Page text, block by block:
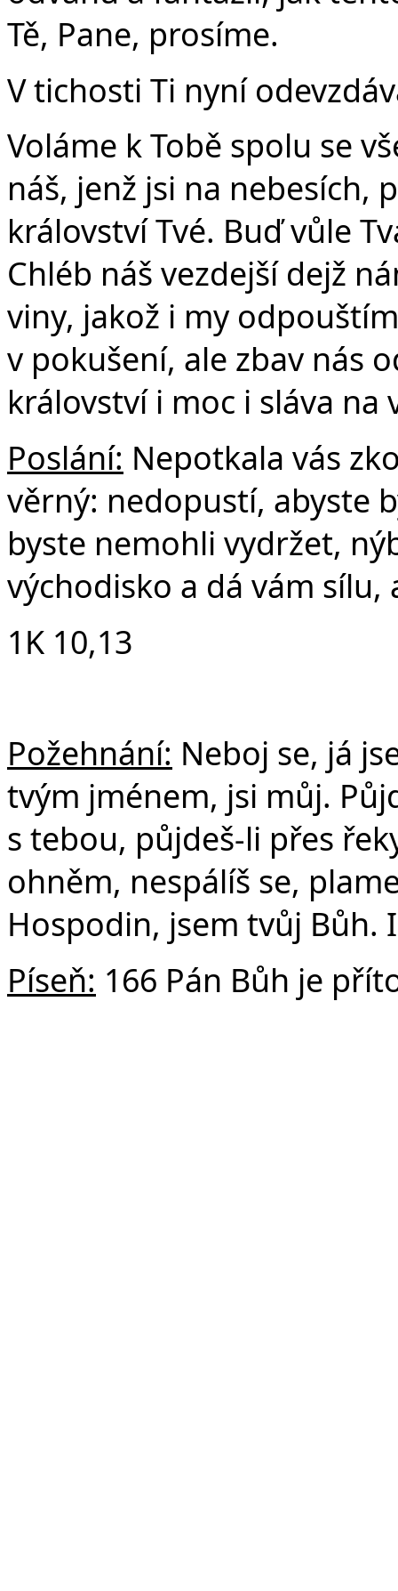
Tě, Pane, prosíme.
V tichosti Ti nyní
Voláme k Tobě spolu se
náš, jenž jsi na nebesích,
království Tvé. Buď vůle
Chléb náš vezdejší dejž
viny, jakož i my
v pokušení, ale zbav nás
království i moc i sláva na
Poslání: Nepotkala vás
věrný: nedopustí, abyste
byste nemohli vydržet,
východisko a dá vám
1K 10,13
Požehnání: Neboj se, já
tvým jménem, jsi můj.
s tebou, půjdeš-li přes
ohněm, nespálíš se,
Hospodin, jsem tvůj Bůh.
Píseň: 166 Pán Bůh je